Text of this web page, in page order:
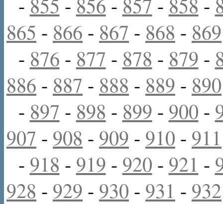
865 - 866 - 867 - 868 - 869
- 876 - 877 - 878 - 879 -
886 - 887 - 888 - 889 - 890
- 897 - 898 - 899 - 900 -
907 - 908 - 909 - 910 - 911
- 918 - 919 - 920 - 921 -
928 - 929 - 930 - 931 - 932